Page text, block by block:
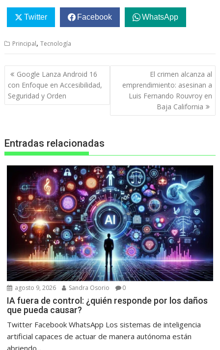
Twitter Facebook WhatsApp
Principal,Tecnología
Navegación
de
entradas
Google Lanza Android 16
con Enfoque en Accesibilidad,
Seguridad y Orden
El crimen alcanza al
emprendimiento: asesinan a
Luis Fernando Rouvroy en
Baja California
Entradas relacionadas
agosto 9, 2026 Sandra Osorio 0
IA fuera de control: ¿quién responde por los daños
que pueda causar?
Twitter Facebook WhatsApp Los sistemas de inteligencia
artificial capaces de actuar de manera autónoma están